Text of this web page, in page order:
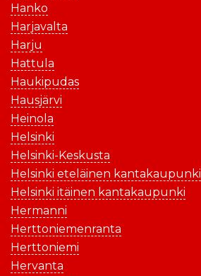
Hanko
Harjavalta
Harju
Hattula
Haukipudas
Hausjärvi
Heinola
Helsinki
Helsinki-Keskusta
Helsinki eteläinen kantakaupunki
Helsinki itäinen kantakaupunki
Hermanni
Herttoniemenranta
Herttoniemi
Hervanta